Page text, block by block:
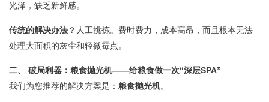
光泽，缺乏新鲜感。
传统的解决办法 ？人工挑拣。费时费力，成本高昂，而且根本无法
处理大面积的灰尘和轻微霉点。
二、 破局利器：粮食抛光机——给粮食做一次“深层SPA”
我们为您推荐的解决方案是： 粮食抛光机。